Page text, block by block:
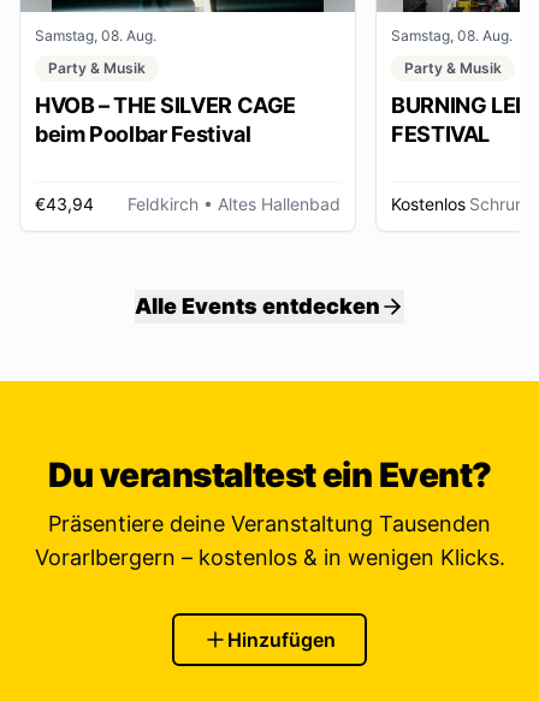
Samstag, 08. Aug.
Party & Musik
HVOB – THE SILVER CAGE
beim Poolbar Festival
€43,94 Feldkirch • Altes Hallenbad
Samstag, 08. Aug.
Party & Musik
BURNING
FESTIVAL
Kostenlos Schruns
Alle Events entdecken
Du veranstaltest ein Event?
Präsentiere deine Veranstaltung Tausenden
Vorarlbergern – kostenlos & in wenigen Klicks.
Hinzufügen